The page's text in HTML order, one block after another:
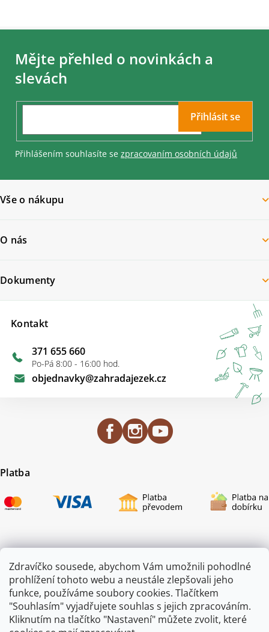
Zdravíčko sousede, abychom Vám umožnili pohodlné
prohlížení tohoto webu a neustále zlepšovali jeho
funkce, používáme soubory cookies. Tlačítkem
"Souhlasím" vyjadřujete souhlas s jejich zpracováním.
Kliknutím na tlačítko "Nastavení" můžete zvolit, které
í
r
v
v
i
s
u
í
Z
Mějte přehled o novinkách a
slevách
Přihlásit se
Přihlášením souhlasíte se zpracovaním osobních údajů
Vše o nákupu
O nás
Kontakt
objednavky@zahradajezek.cz
371 655 660
Po-Pá 8:00 - 16:00 hod.
Dokumenty
Platba
Certifikace